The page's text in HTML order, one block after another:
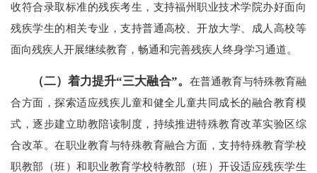
收符合录取标准的残疾考生，支持福州职业技术学院办好面向
残疾学生的相关专业，支持普通高校、开放大学、成人高校等
面向残疾人开展继续教育，畅通和完善残疾人终身学习通道。
（二）着力提升“三大融合”。 在普通教育与特殊教育融
合方面，探索适应残疾儿童和健全儿童共同成长的融合教育模
式，逐步建立助教陪读制度，持续推进特殊教育改革实验区综
合改革。在职业教育与特殊教育融合方面，支持特殊教育学校
职教部（班）和职业教育学校特教部（班）开设适应残疾学生